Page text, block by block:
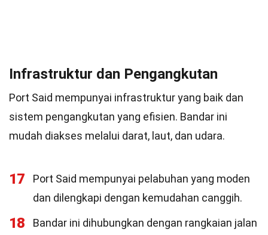
Infrastruktur dan Pengangkutan
Port Said mempunyai infrastruktur yang baik dan
sistem pengangkutan yang efisien. Bandar ini
mudah diakses melalui darat, laut, dan udara.
17
Port Said mempunyai pelabuhan yang moden
dan dilengkapi dengan kemudahan canggih.
18
Bandar ini dihubungkan dengan rangkaian jalan